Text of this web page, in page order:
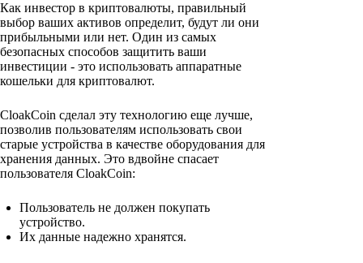
Как инвестор в криптовалюты, правильный
выбор ваших активов определит, будут ли они
прибыльными или нет. Один из самых
безопасных способов защитить ваши
инвестиции - это использовать аппаратные
кошельки для криптовалют.
CloakCoin сделал эту технологию еще лучше,
позволив пользователям использовать свои
старые устройства в качестве оборудования для
хранения данных. Это вдвойне спасает
пользователя CloakCoin:
Пользователь не должен покупать
устройство.
Их данные надежно хранятся.